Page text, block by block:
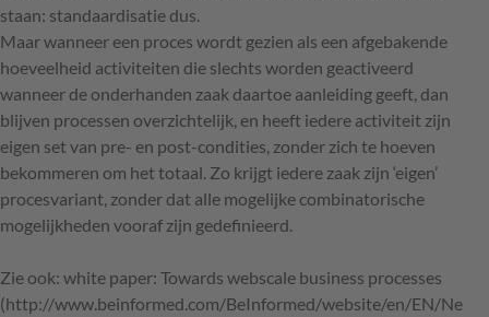
staan: standaardisatie dus.
Maar wanneer een proces wordt gezien als een afgebakende
hoeveelheid activiteiten die slechts worden geactiveerd
wanneer de onderhanden zaak daartoe aanleiding geeft, dan
blijven processen overzichtelijk, en heeft iedere activiteit zijn
eigen set van pre- en post-condities, zonder zich te hoeven
bekommeren om het totaal. Zo krijgt iedere zaak zijn ‘eigen’
procesvariant, zonder dat alle mogelijke combinatorische
mogelijkheden vooraf zijn gedefinieerd.
Zie ook: white paper: Towards webscale business processes
(http://www.beinformed.com/BeInformed/website/en/EN/Ne